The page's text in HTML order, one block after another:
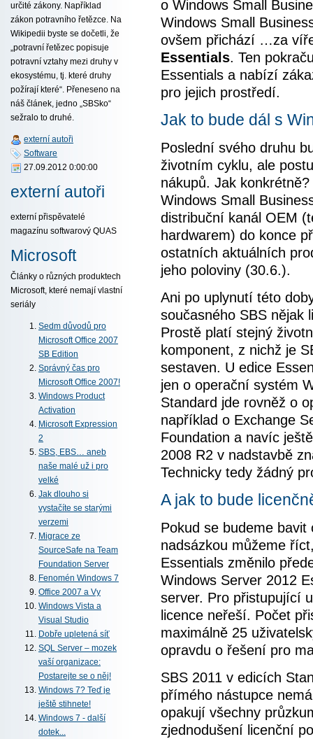
určité zákony. Například
zákon potravního řetězce. Na
Wikipedii byste se dočetli, že
„potravní řetězec popisuje
potravní vztahy mezi druhy v
ekosystému, tj. které druhy
požírají které“. Přeneseno na
náš článek, jedno „SBSko“
sežralo to druhé.
externí autoři
Software
27.09.2012 0:00:00
externí autoři
externí přispěvatelé
magazínu softwarový QUAS
Microsoft
Články o různých produktech
Microsoft, které nemají vlastní
seriály
Sedm důvodů pro
Microsoft Office 2007
SB Edition
Správný čas pro
Microsoft Office 2007!
Windows Product
Activation
Microsoft Expression
2
SBS, EBS… aneb
naše malé už i pro
velké
Jak dlouho si
vystačíte se starými
verzemi
Migrace ze
SourceSafe na Team
Foundation Server
Fenomén Windows 7
Office 2007 a Vy
Windows Vista a
Visual Studio
Dobře upletená síť
SQL Server – mozek
vaší organizace:
Postarejte se o něj!
Windows 7? Teď je
ještě stihnete!
Windows 7 - další
dotek...
o Windows Small
Windows Small
ovšem přichází …za
Essentials. Ten
Essentials a nabízí
pro jejich prostředí.
Jak to bude dál s
Poslední svého druhu
životním cyklu, ale
nákupů. Jak
Windows Small
distribuční kanál OEM
hardwarem) do konce
ostatních aktuálních
jeho poloviny (30.6.).
Ani po uplynutí této
současného SBS nějak
Prostě platí stejný
komponent, z nichž je
sestaven. U edice
jen o operační systém
Standard jde rovněž o
například o Exchange
Foundation a navíc
2008 R2 v nadstavbě
Technicky tedy žádný
A jak to bude
Pokud se budeme
nadsázkou můžeme
Essentials změnilo
Windows Server 2012
server. Pro přistupující
licence neřeší. Počet
maximálně 25
opravdu o řešení pro
SBS 2011 v edicích
přímého nástupce
opakují všechny
zjednodušení licenční